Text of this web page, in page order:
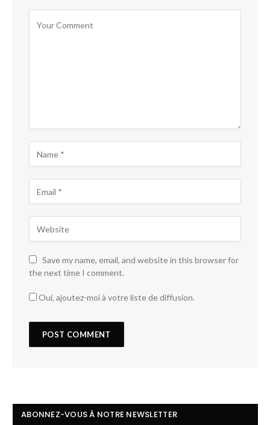
Save my name, email, and website in this browser for
the next time I comment.
Oui, ajoutez-moi à votre liste de diffusion.
ABONNEZ-VOUS À NOTRE NEWSLETTER